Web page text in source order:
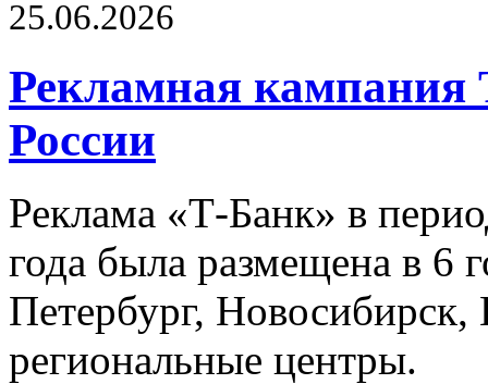
25.06.2026
Рекламная кампания
России
Реклама «Т-Банк» в
года была размещена в 6
Петербург,
региональные центры.